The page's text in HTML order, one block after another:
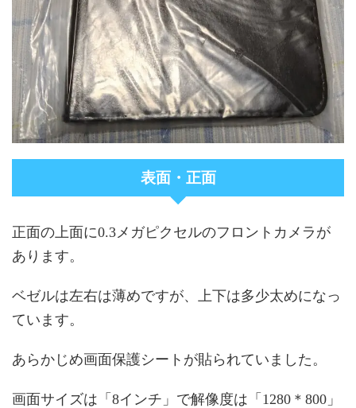
表面・正面
正面の上面に0.3メガピクセルのフロントカメラが
あります。
ベゼルは左右は薄めですが、上下は多少太めになっ
ています。
あらかじめ画面保護シートが貼られていました。
画面サイズは「8インチ」で解像度は「1280＊800」